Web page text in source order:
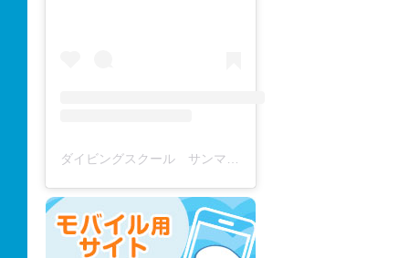
ダイビングスクール サンマーレ / diving school(@diving_school_sanmare)がシェアした投稿